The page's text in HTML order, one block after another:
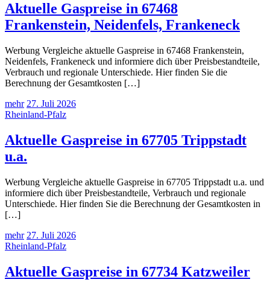
Aktuelle Gaspreise in 67468
Frankenstein, Neidenfels, Frankeneck
Werbung Vergleiche aktuelle Gaspreise in 67468 Frankenstein,
Neidenfels, Frankeneck und informiere dich über Preisbestandteile,
Verbrauch und regionale Unterschiede. Hier finden Sie die
Berechnung der Gesamtkosten […]
mehr 27. Juli 2026
Rheinland-Pfalz
Aktuelle Gaspreise in 67705 Trippstadt
u.a.
Werbung Vergleiche aktuelle Gaspreise in 67705 Trippstadt u.a. und
informiere dich über Preisbestandteile, Verbrauch und regionale
Unterschiede. Hier finden Sie die Berechnung der Gesamtkosten in
[…]
mehr 27. Juli 2026
Rheinland-Pfalz
Aktuelle Gaspreise in 67734 Katzweiler